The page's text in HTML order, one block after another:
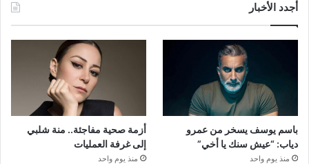
أجدد الأخبار
باسم يوسف يسخر من عمرو
دياب: “عيش سنك يا أخي”
منذ يوم واحد
أزمة صحية مفاجئة.. منة شلبي
إلى غرفة العمليات
منذ يوم واحد